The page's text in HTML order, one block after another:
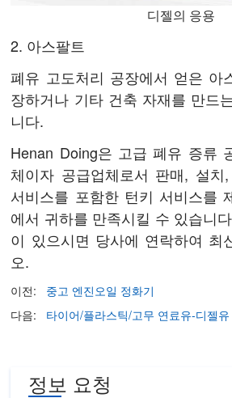
디젤의 응용
2. 아스팔트
폐유 고도처리 공장에서 얻은 아
장하거나 기타 건축 자재를 만드
니다.
Henan Doing은 고급 폐유 증류
체이자 공급업체로서 판매, 설
서비스를 포함한 턴키 서비스를
에서 귀하를 만족시킬 수 있습니
이 있으시면 당사에 연락하여 최
오.
이전:
중고 엔진오일 정화기
다음:
타이어/플라스틱/고무 연료유-디젤
정보 요청